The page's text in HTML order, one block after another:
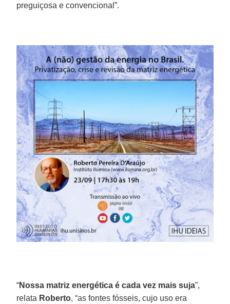
preguiçosa e convencional”.
“Nossa matriz energética é cada vez mais suja”,
relata Roberto, “as fontes fósseis, cujo uso era